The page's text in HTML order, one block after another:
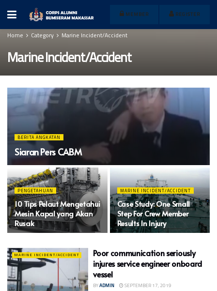
MEMBER REGISTER
Home Category Marine Incident/Accident
Marine Incident/Accident
BERITA ANGKATAN
Siaran Pers CABM
PENGETAHUAN
10 Tips Pelaut Mengetahui
Mesin Kapal yang Akan
Rusak
MARINE INCIDENT/ACCIDENT
Case Study: One Small
Step For Crew Member
Results In Injury
MARINE INCIDENT/ACCIDENT
Poor communication seriously
injures service engineer onboard
vessel
BYADMIN SEPTEMBER 17, 2019